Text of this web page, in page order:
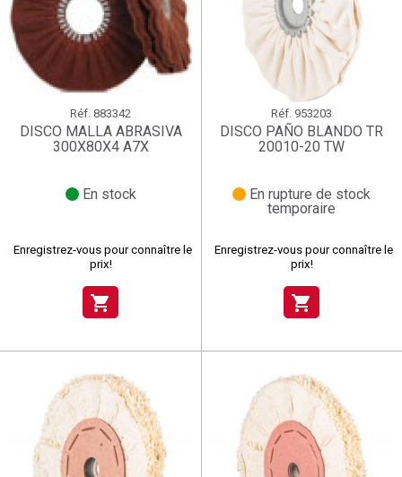
Réf. 883342
DISCO MALLA ABRASIVA
300X80X4 A7X
En stock
Enregistrez-vous pour connaître le
prix!
shopping_cart
Réf. 953203
DISCO PAÑO BLANDO TR
20010-20 TW
En rupture de stock
temporaire
Enregistrez-vous pour connaître le
prix!
shopping_cart